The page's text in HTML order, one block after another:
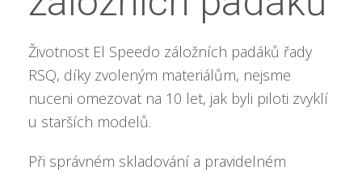
Životnost El Speedo záložních padáků řady
RSQ, díky zvoleným materiálům, nejsme
nuceni omezovat na 10 let, jak byli piloti zvyklí
u starších modelů.
Při správném skladování a pravidelném